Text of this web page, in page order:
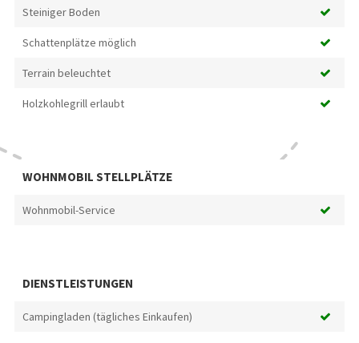
Steiniger Boden
Schattenplätze möglich
Terrain beleuchtet
Holzkohlegrill erlaubt
WOHNMOBIL STELLPLÄTZE
Wohnmobil-Service
DIENSTLEISTUNGEN
Campingladen (tägliches Einkaufen)